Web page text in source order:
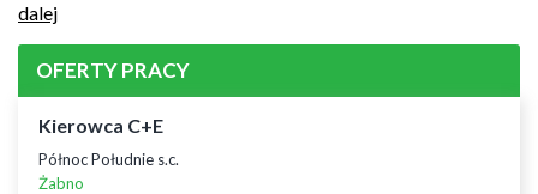
dalej
OFERTY PRACY
Kierowca C+E
Północ Południe s.c.
Żabno